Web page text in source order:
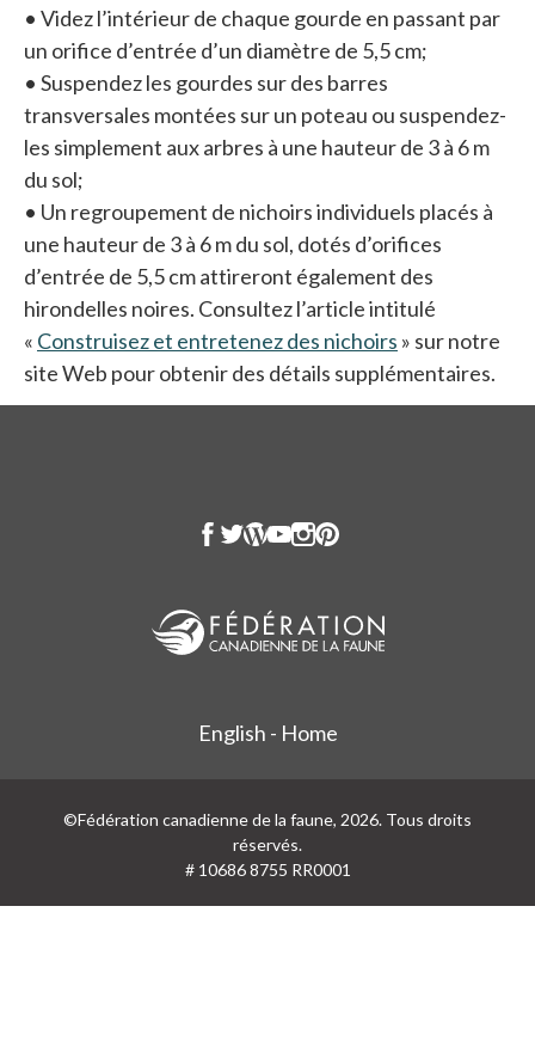
• Videz l’intérieur de chaque gourde en passant par
un orifice d’entrée d’un diamètre de 5,5 cm;
• Suspendez les gourdes sur des barres
transversales montées sur un poteau ou suspendez-
les simplement aux arbres à une hauteur de 3 à 6 m
du sol;
• Un regroupement de nichoirs individuels placés à
une hauteur de 3 à 6 m du sol, dotés d’orifices
d’entrée de 5,5 cm attireront également des
hirondelles noires. Consultez l’article intitulé
« Construisez et entretenez des nichoirs » sur notre
site Web pour obtenir des détails supplémentaires.
English - Home
©Fédération canadienne de la faune, 2026. Tous droits
réservés.
# 10686 8755 RR0001